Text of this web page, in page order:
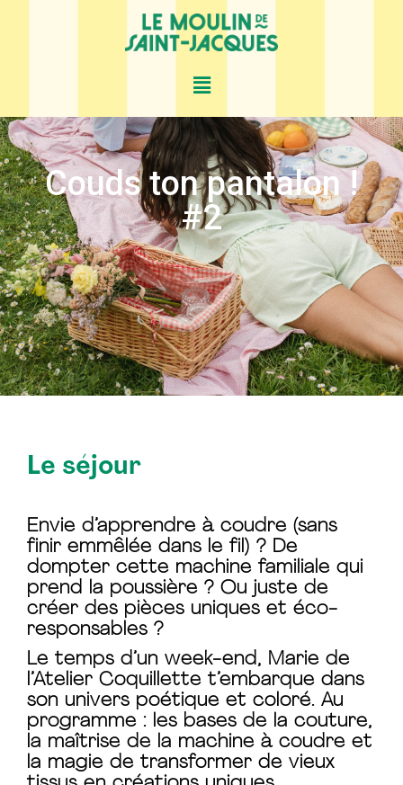
Couds ton pantalon !
#2
Le séjour
Envie d’apprendre à coudre (sans
finir emmêlée dans le fil) ? De
dompter cette machine familiale qui
prend la poussière ? Ou juste de
créer des pièces uniques et éco-
responsables ?
Le temps d’un week-end, Marie de
l’Atelier Coquillette t’embarque dans
son univers poétique et coloré. Au
programme : les bases de la couture,
la maîtrise de la machine à coudre et
la magie de transformer de vieux